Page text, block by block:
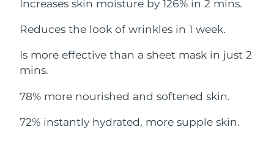
Increases skin moisture by 126% in 2 mins.
Reduces the look of wrinkles in 1 week.
Is more effective than a sheet mask in just 2
mins.
78% more nourished and softened skin.
72% instantly hydrated, more supple skin.
Consegna stimata
Portogallo
Portorico Consegna stimata8/11/26
Qatar Consegna stimata8/10/26